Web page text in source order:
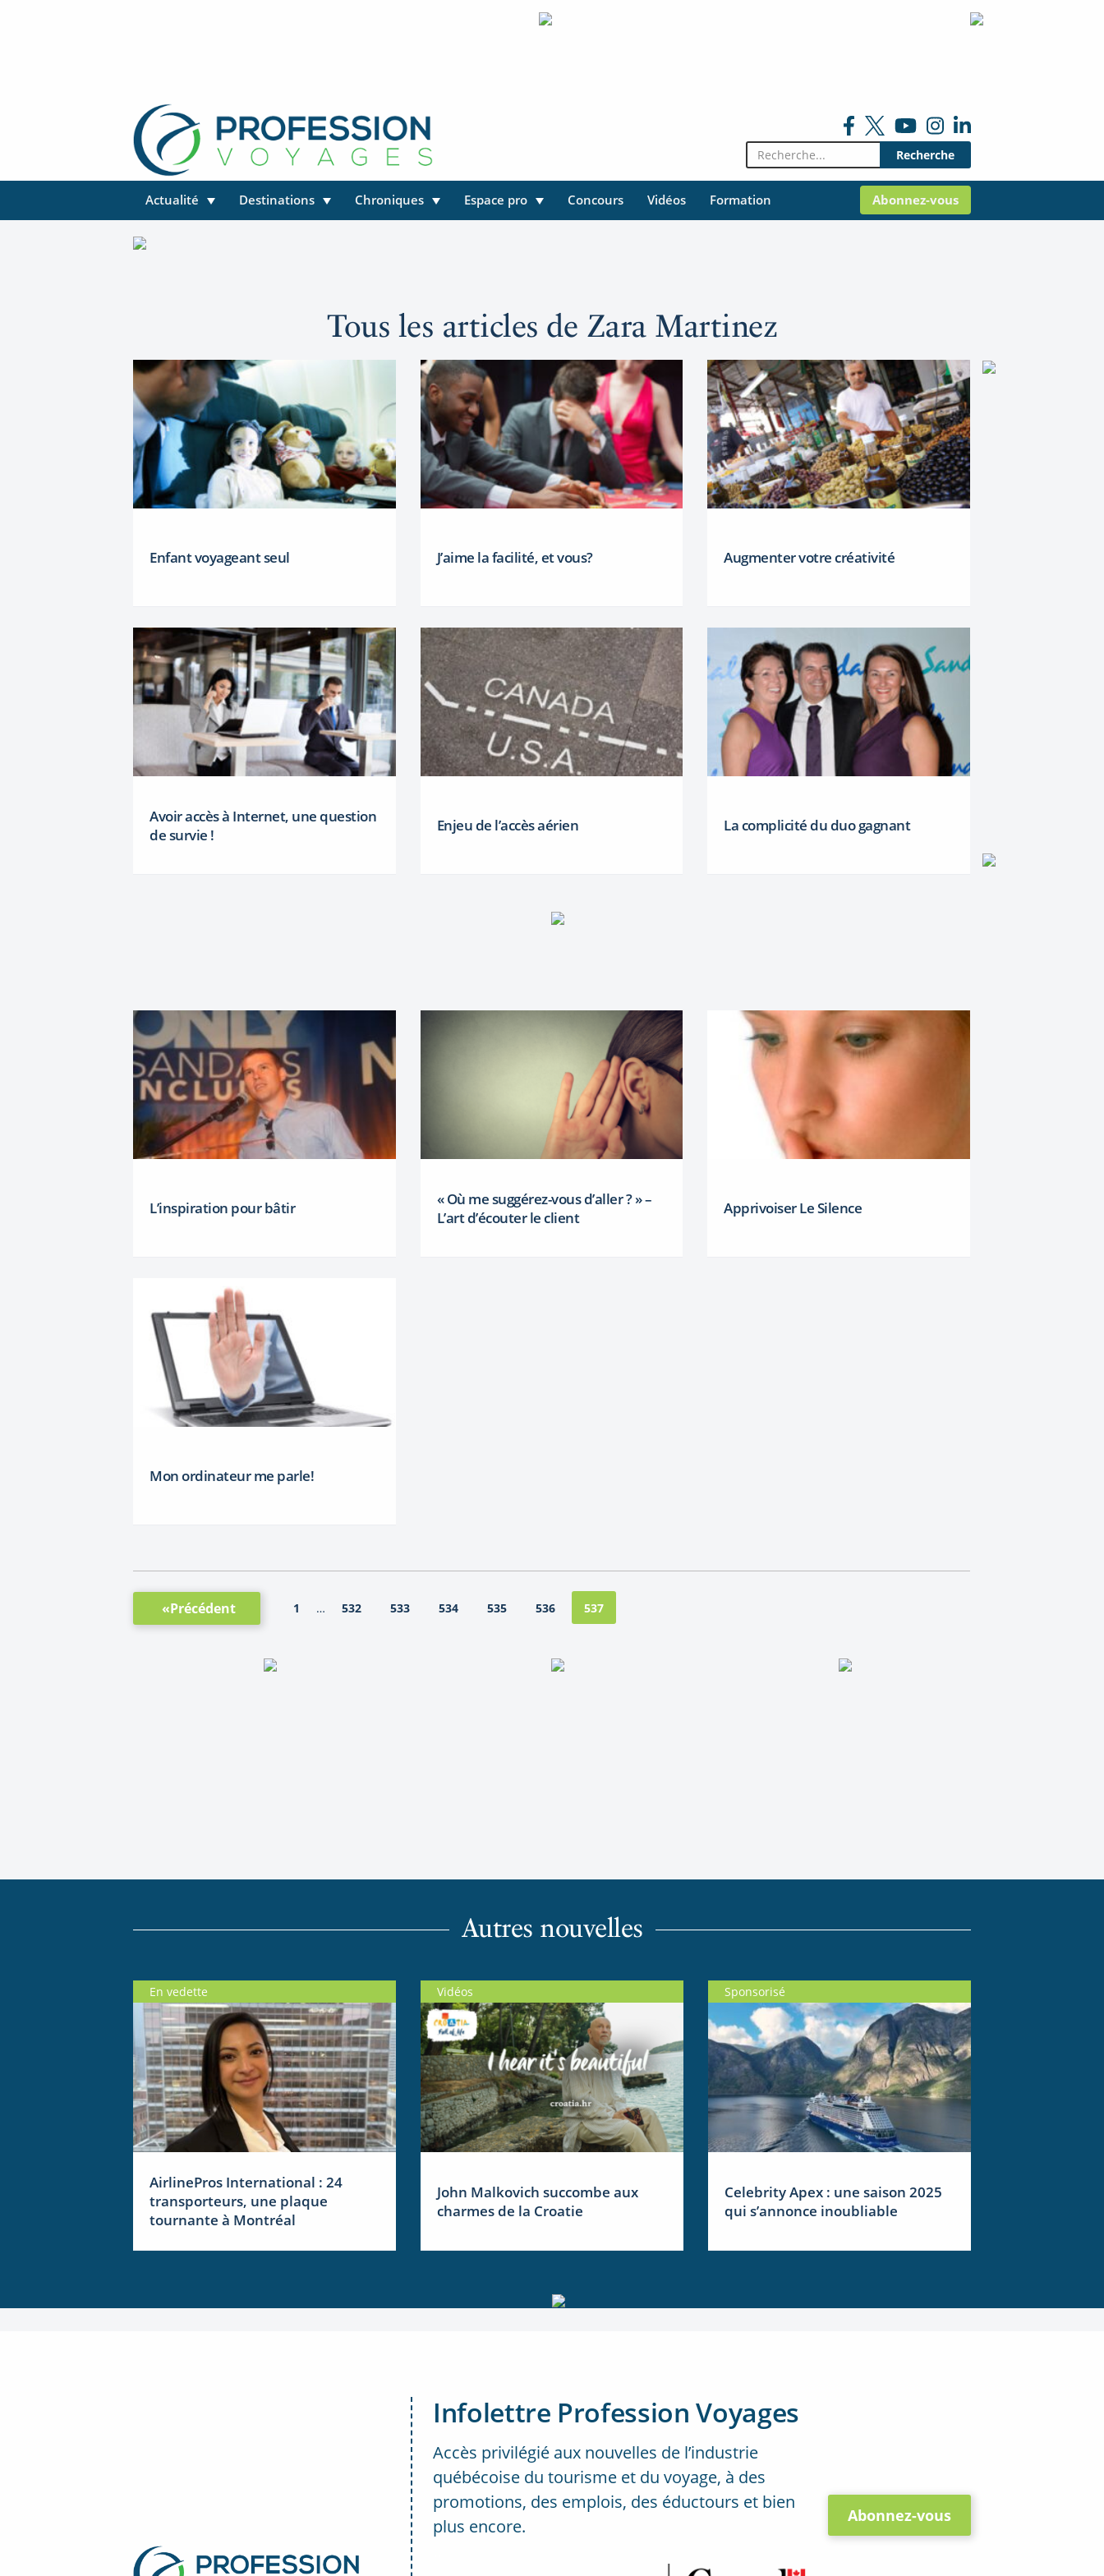
Rechercher:
Actualité Destinations Chroniques Espace pro Concours Vidéos Formation Abonnez-vous
Tous les articles de Zara Martinez
Enfant voyageant seul J’aime la facilité, et vous? Augmenter votre créativité
Avoir accès à Internet, une question
de survie !
Enjeu de l’accès aérien La complicité du duo gagnant
L’inspiration pour bâtir
« Où me suggérez-vous d’aller ? » –
L’art d’écouter le client
Apprivoiser Le Silence
Mon ordinateur me parle!
«Précédent 1 … 532 533 534 535 536 537
Autres nouvelles
En vedette
AirlinePros International : 24
transporteurs, une plaque
tournante à Montréal
Vidéos
John Malkovich succombe aux
charmes de la Croatie
Sponsorisé
Celebrity Apex : une saison 2025
qui s’annonce inoubliable
Infolettre Profession Voyages
Accès privilégié aux nouvelles de l’industrie
québécoise du tourisme et du voyage, à des
promotions, des emplois, des éductours et bien
plus encore.
Abonnez-vous